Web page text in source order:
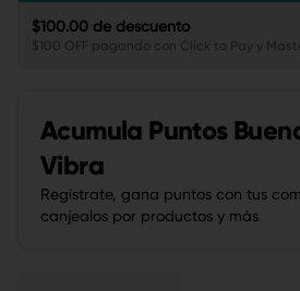
$100.00 de descuento
$100 OFF pagando con Click to Pay y
Acumula Puntos
Vibra
Regístrate, gana puntos con tus
canjealos por productos y más